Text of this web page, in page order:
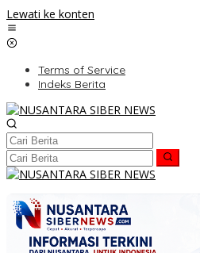
Lewati ke konten
Terms of Service
Indeks Berita